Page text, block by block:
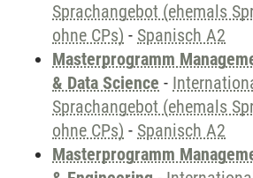
Sprachangebot (ehemals
ohne CPs) - Spanisch A2
Masterprogramm
& Data Science -
Sprachangebot (ehemals
ohne CPs) - Spanisch A2
Masterprogramm